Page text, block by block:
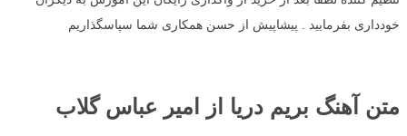
خودداری بفرمایید . پیشاپیش از حسن همکاری شما سپاسگذاریم
متن آهنگ بریم دریا از امیر عباس گلاب